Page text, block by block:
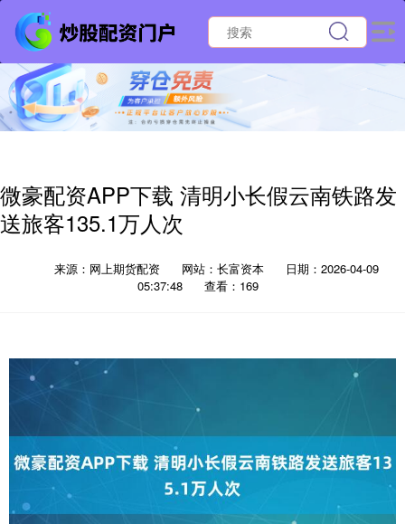
微豪配资APP下载 清明小长假云南铁路发
送旅客135.1万人次
来源：网上期货配资 网站：长富资本
日期：2026-04-09
05:37:48
查看：169